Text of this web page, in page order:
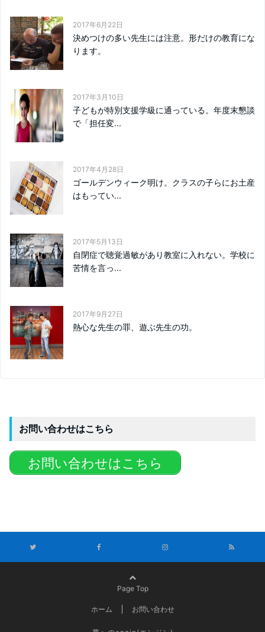
2017年6月22日
決めつけの多い先生には注意。形だけの教育にな
ります。
2017年3月10日
子どもが特別支援学級に通っている。年度末懇談
で「担任変...
2017年4月28日
ゴールデンウィーク明け。クラスの子らにお土産
はもってい...
2017年5月13日
自閉症で聴覚過敏があり教室に入れない。学校に
苦情を言っ...
2017年9月27日
熱心な先生の罪、遊ぶ先生の功。
お問い合わせはこちら
お問い合わせはこちら
Page Top
ホーム お問い合わせ